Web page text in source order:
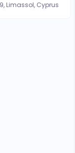
Limassol, Cyprus